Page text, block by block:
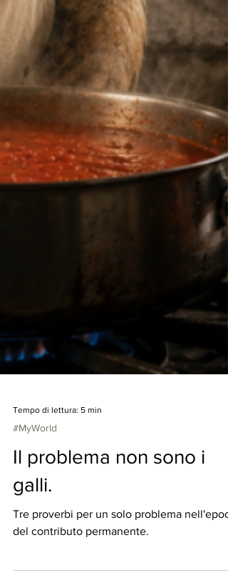
Tempo di lettura: 5 min
#MyWorld
Il problema non sono i
galli.
Tre proverbi per un solo problema